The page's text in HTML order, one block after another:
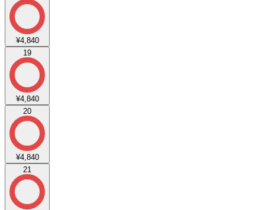
¥4,840
19
¥4,840
20
¥4,840
21